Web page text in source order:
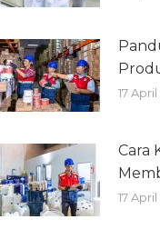
17
Cara
17